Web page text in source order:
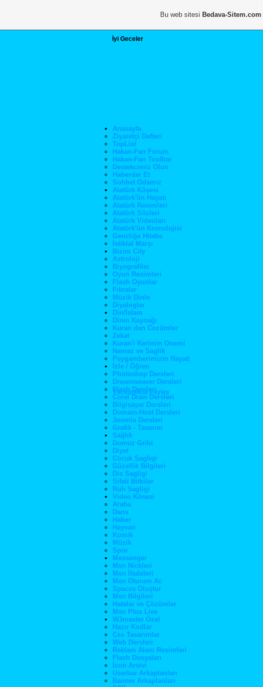
İyi Geceler
Anasayfa
Ziyaretçi Defteri
TopList
Hakan-Fan Forum
Hakan-Fan Toolbar
Destekcimiz Olun
Haberdar Et
Sohbet Odamız
Atatürk Köşesi
Atatürk'ün Hayatı
Atatürk Resimleri
Atatürk Sözleri
Atatürk Videoları
Atatürk'ün Kronolojisi
Gencliğe Hitabe
İstiklal Marşı
Bizim City
Astroloji
Biyografiler
Oyun Resimleri
Flash Oyunlar
Fıkralar
Müzik Dinle
Diyaloglar
Din/İslam
Dinin Kaynağı
Kuran dan Cozümler
Zekat
Kuran'i Kerimin Onemi
Namaz ve Saglik
Peygamberimizin Hayati
İzle / Öğren
Photoshop Dersleri
Dreamweaver Dersleri
Flash Dersleri
Corel Draw Dersleri
Bilgisayar Dersleri
Domain-Host Dersleri
Joomla Dersleri
Grafik - Tasarım
Sağlık
Domuz Gribi
Diyet
Cocuk Sagligi
Güzellik Bilgileri
Dis Sagligi
Sifali Bitkiler
Ruh Sagligi
Video Kösesi
Araba
Dans
Haber
Hayvan
Komik
Müzik
Spor
Messenger
Msn Nickleri
Msn İfadeleri
Msn Oturum Ac
Spaces Oluştur
Msn Bilgileri
Hatalar ve Çözümler
Msn Plus Live
W3master Özel
Hazır Kodlar
Css Tasarımlar
Web Dersleri
Reklam Alanı Resimleri
Flash Dosyaları
İcon Arsivi
Userbar Arkaplanları
Banner Arkaplanları
Facebookta Paylaş
Bu web sitesi Bedava-Sitem.com